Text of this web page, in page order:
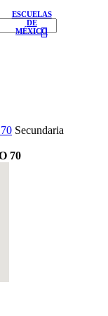
ESCUELAS
DE
MÉXICO
Secundaria
70